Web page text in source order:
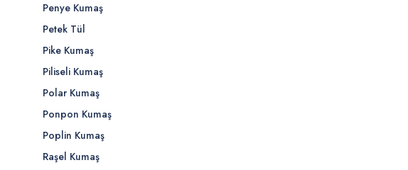
Penye Kumaş
Petek Tül
Pike Kumaş
Piliseli Kumaş
Polar Kumaş
Ponpon Kumaş
Poplin Kumaş
Raşel Kumaş